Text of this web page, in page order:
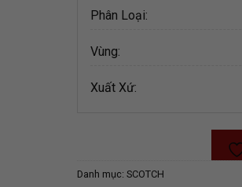
Phân Loại:
Vùng:
Xuất Xứ:
Danh mục: SCOTCH